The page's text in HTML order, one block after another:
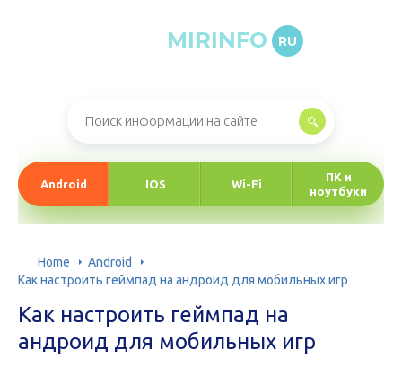
MIRINFO RU
Android IOS Wi-Fi
ПК и
ноутбуки
Home
Android
Как настроить геймпад на андроид для мобильных игр
Как настроить геймпад на
андроид для мобильных игр